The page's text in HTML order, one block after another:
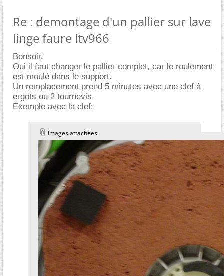
Re : demontage d'un pallier sur lave
linge faure ltv966
Bonsoir,
Oui il faut changer le pallier complet, car le roulement
est moulé dans le support.
Un remplacement prend 5 minutes avec une clef à
ergots ou 2 tournevis.
Exemple avec la clef:
Images attachées